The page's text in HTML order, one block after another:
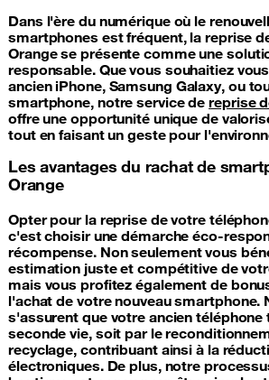
Dans l'ère du numérique où le
smartphones est fréquent, la reprise
Orange se présente comme une
responsable. Que vous souhaitiez
ancien iPhone, Samsung Galaxy, ou
smartphone, notre service dereprise
offre une opportunité unique de
tout en faisant un geste pour
Les avantages du rachat de
Orange
Opter pour la reprise de votre
c'est choisir une démarche éco-
récompense. Non seulement vous
estimation juste et compétitive de
mais vous profitez également de
l'achat de votre nouveau smartphone.
s'assurent que votre ancien téléphone
seconde vie, soit par le
recyclage, contribuant ainsi à la
électroniques. De plus, notre